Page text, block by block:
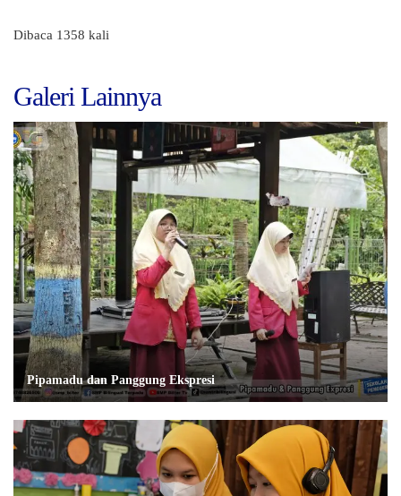
Dibaca 1358 kali
Galeri Lainnya
Pipamadu dan Panggung Ekspresi